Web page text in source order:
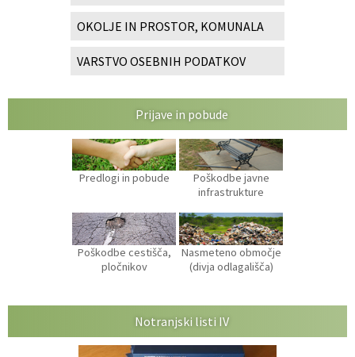
OKOLJE IN PROSTOR, KOMUNALA
VARSTVO OSEBNIH PODATKOV
Prijave in pobude
Predlogi in pobude
Poškodbe javne
infrastrukture
Poškodbe cestišča,
pločnikov
Nasmeteno območje
(divja odlagališča)
Notranjski listi IV